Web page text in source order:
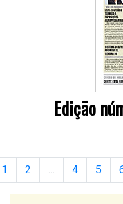
Edição
1 2 ... 4 5